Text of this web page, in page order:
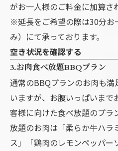
がお一人様のご料金に加算さ
※延長をご希望の際は30分お
み）にて承っております。
空き状況を確認する
3.お肉食べ放題BBQプラン
通常のBBQプランのお肉も
いますが、お腹いっぱいま
客様に向けた食べ放題のプラ
放題のお肉は「柔らか牛ハラ
ス」「鶏肉のレモンペッパー